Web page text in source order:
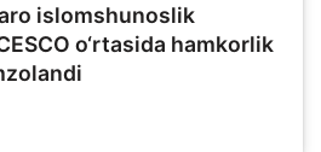
islomshunoslik
o‘rtasida hamkorlik